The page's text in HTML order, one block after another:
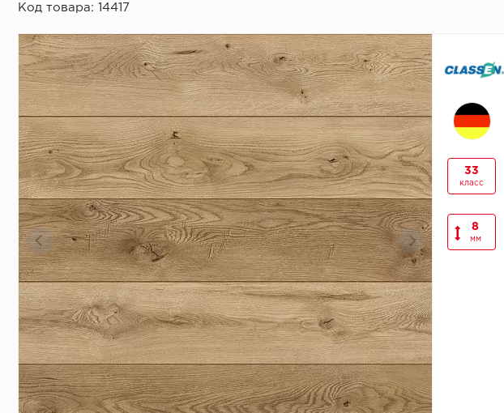
Код товара: 14417
33
класс
8
мм